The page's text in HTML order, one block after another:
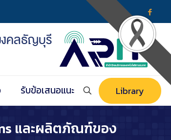
รับข้อเสนอแนะ Library
และผลิตภัณฑ์ของ